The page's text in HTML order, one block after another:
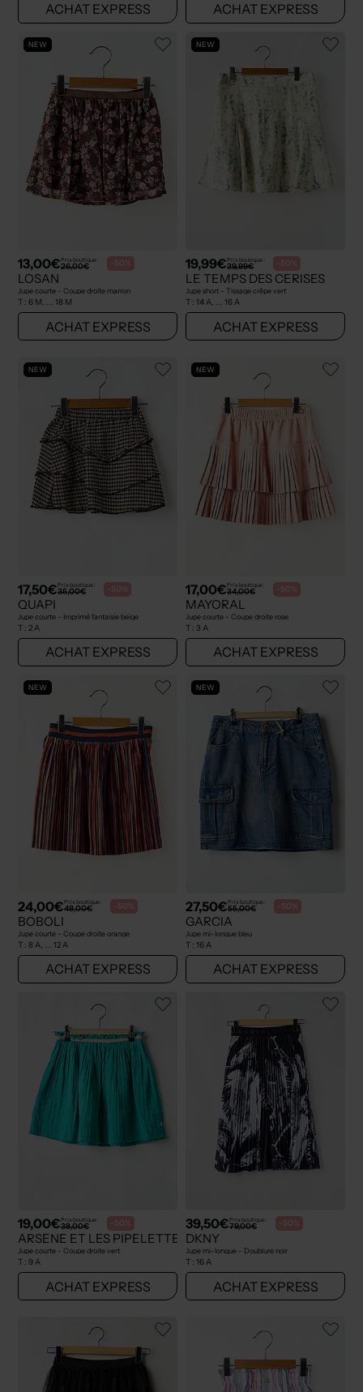
ACHAT EXPRESS ACHAT EXPRESS
NEW
13,00€Prix boutique :
26,00€ -50%
LOSAN
Jupe courte - Coupe droite marron
T : 6 M, ... 18 M
ACHAT EXPRESS
NEW
19,99€Prix boutique :
39,99€ -50%
LE TEMPS DES CERISES
Jupe short - Tissage crêpe vert
T : 14 A, ... 16 A
ACHAT EXPRESS
NEW
17,50€Prix boutique :
35,00€ -50%
QUAPI
Jupe courte - Imprimé fantaisie beige
T : 2 A
ACHAT EXPRESS
NEW
17,00€Prix boutique :
34,00€ -50%
MAYORAL
Jupe courte - Coupe droite rose
T : 3 A
ACHAT EXPRESS
NEW
24,00€Prix boutique :
48,00€ -50%
BOBOLI
Jupe courte - Coupe droite orange
T : 8 A, ... 12 A
ACHAT EXPRESS
NEW
27,50€Prix boutique :
55,00€ -50%
GARCIA
Jupe mi-longue bleu
T : 16 A
ACHAT EXPRESS
19,00€Prix boutique :
38,00€ -50%
ARSENE ET LES PIPELETTES
Jupe courte - Coupe droite vert
T : 9 A
ACHAT EXPRESS
39,50€Prix boutique :
79,00€ -50%
DKNY
Jupe mi-longue - Doublure noir
T : 16 A
ACHAT EXPRESS